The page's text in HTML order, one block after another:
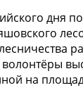
дня
на